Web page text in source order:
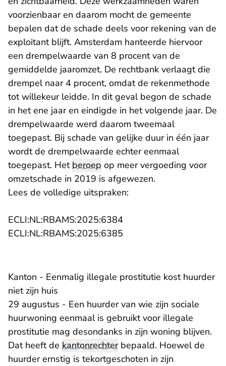
voorzienbaar en daarom mocht de gemeente
bepalen dat de schade deels voor rekening van de
exploitant blijft. Amsterdam hanteerde hiervoor
een drempelwaarde van 8 procent van de
gemiddelde jaaromzet. De rechtbank verlaagt die
drempel naar 4 procent, omdat de rekenmethode
tot willekeur leidde. In dit geval begon de schade
in het ene jaar en eindigde in het volgende jaar. De
drempelwaarde werd daarom tweemaal
toegepast. Bij schade van gelijke duur in één jaar
wordt de drempelwaarde echter eenmaal
toegepast. Hetberoep op meer vergoeding voor
omzetschade in 2019 is afgewezen.
Lees de volledige uitspraken:
ECLI:NL:RBAMS:2025:6384- U verlaat
ECLI:NL:RBAMS:2025:6385
Kanton - Eenmalig illegale prostitutie kost huurder
niet zijn huis
29 augustus - Een huurder van wie zijn sociale
huurwoning eenmaal is gebruikt voor illegale
prostitutie mag desondanks in zijn woning blijven.
Dat heeft de kantonrechterbepaald. Hoewel de
huurder ernstig is tekortgeschoten in zijn